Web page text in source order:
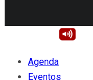
Agenda
Eventos